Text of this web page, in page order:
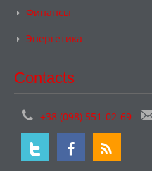
Финансы
Энергетика
Contacts
+38 (098) 551-02-69